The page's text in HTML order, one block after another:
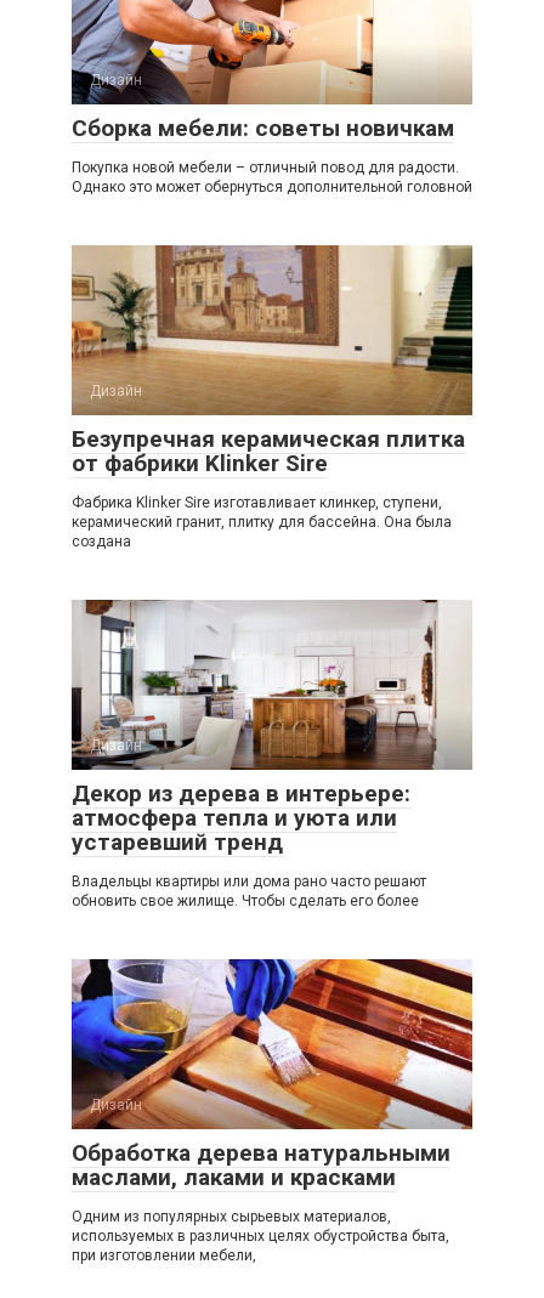
Дизайн
Сборка мебели: советы новичкам
Покупка новой мебели – отличный повод для радости.
Однако это может обернуться дополнительной головной
Дизайн
Безупречная керамическая плитка
от фабрики Klinker Sire
Фабрика Klinker Sire изготавливает клинкер, ступени,
керамический гранит, плитку для бассейна. Она была
создана
Дизайн
Декор из дерева в интерьере:
атмосфера тепла и уюта или
устаревший тренд
Владельцы квартиры или дома рано часто решают
обновить свое жилище. Чтобы сделать его более
Дизайн
Обработка дерева натуральными
маслами, лаками и красками
Одним из популярных сырьевых материалов,
используемых в различных целях обустройства быта,
при изготовлении мебели,